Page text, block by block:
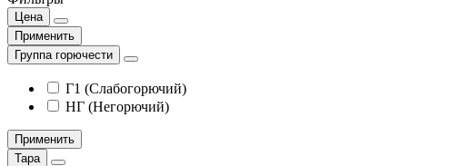
Цена
Применить
Группа горючести
Г1 (Слабогорючий)
НГ (Негорючий)
Применить
Тара